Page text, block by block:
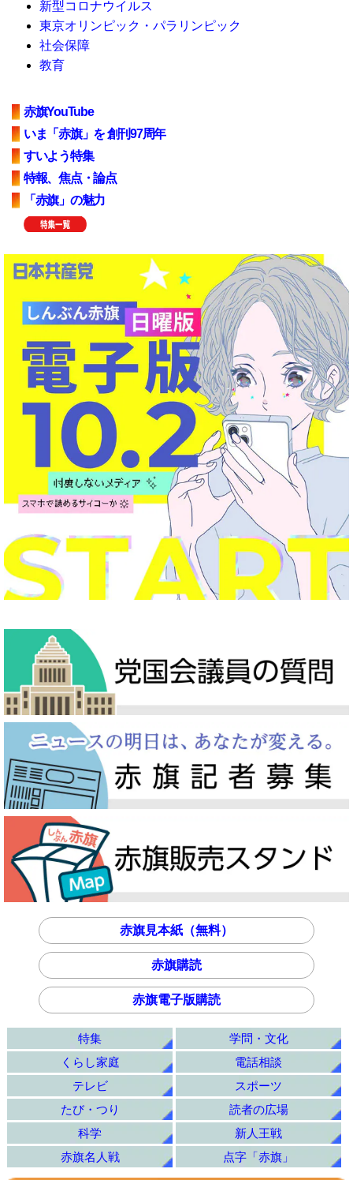
新型コロナウイルス
東京オリンピック・パラリンピック
社会保障
教育
赤旗YouTube
いま「赤旗」を 創刊97周年
すいよう特集
特報、焦点・論点
「赤旗」の魅力
赤旗見本紙（無料）
赤旗購読
赤旗電子版購読
特集
学問・文化
くらし家庭
電話相談
テレビ
スポーツ
たび・つり
読者の広場
科学
新人王戦
赤旗名人戦
点字「赤旗」